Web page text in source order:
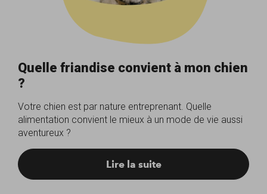
Quelle friandise convient à mon chien
?
Votre chien est par nature entreprenant. Quelle
alimentation convient le mieux à un mode de vie aussi
aventureux ?
Lire la suite